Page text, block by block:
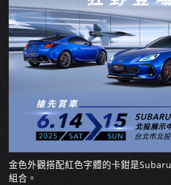
金色外觀搭配紅色字體的卡鉗是
組合。